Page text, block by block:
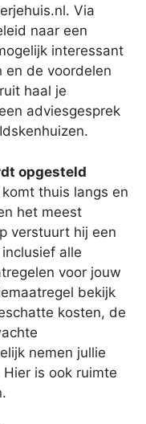
Via
naar een
interessant
en de voordelen
haal je
adviesgesprek
opgesteld
thuis langs en
het meest
verstuurt hij een
alle
voor jouw
bekijk
kosten, de
nemen jullie
is ook ruimte